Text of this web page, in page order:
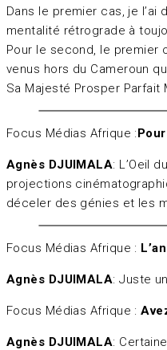
Dans le premier cas, je
mentalité rétrograde à
Pour le second, le premier
venus hors du Cameroun
Sa Majesté Prosper Parfait
Focus Médias Afrique :
Agnès DJUIMALA: L’Oeil
projections
déceler des génies et les
Focus Médias Afrique :
Agnès DJUIMALA: Juste
Focus Médias Afrique :
Agnès DJUIMALA: